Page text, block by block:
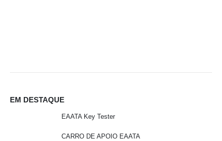
EM DESTAQUE
EAATA Key Tester
CARRO DE APOIO EAATA